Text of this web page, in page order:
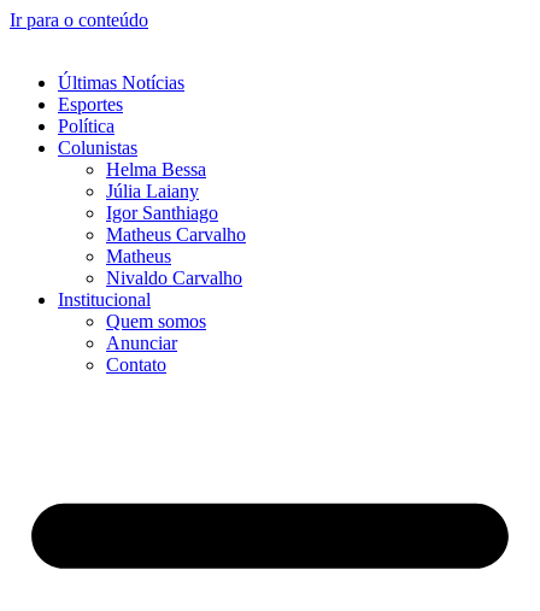
Ir para o conteúdo
Últimas Notícias
Esportes
Política
Colunistas
Helma Bessa
Júlia Laiany
Igor Santhiago
Matheus Carvalho
Matheus
Nivaldo Carvalho
Institucional
Quem somos
Anunciar
Contato